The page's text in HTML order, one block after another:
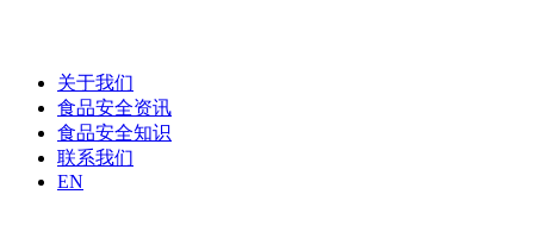
关于我们
食品安全资讯
食品安全知识
联系我们
EN